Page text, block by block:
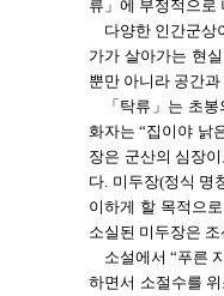
류」에 부정적으로
다양한 인간군상
가가 살아가는 현
뿐만 아니라 공간
「탁류」는 초
화자는 “집이야 낡
장은 군산의 심장
다. 미두장(정식 명
이하게 할 목적으
소실된 미두장은
소설에서 “푸른
하면서 소절수를